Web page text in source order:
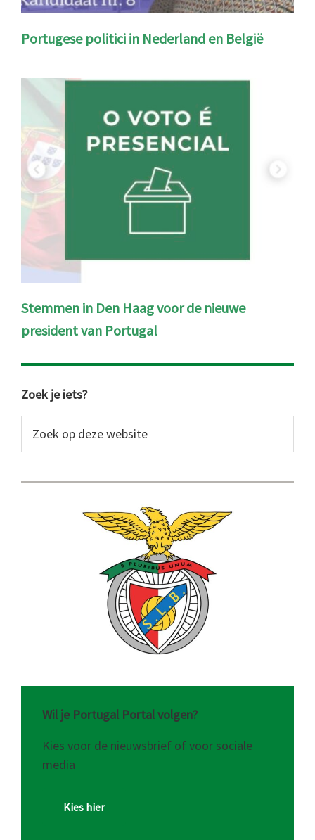
Portugese politici in Nederland en België
Stemmen in Den Haag voor de nieuwe
president van Portugal
Primaire
Sidebar
Zoek je iets?
op
website
Wil je Portugal Portal volgen?
Kies voor de nieuwsbrief of voor sociale
media
Kies hier